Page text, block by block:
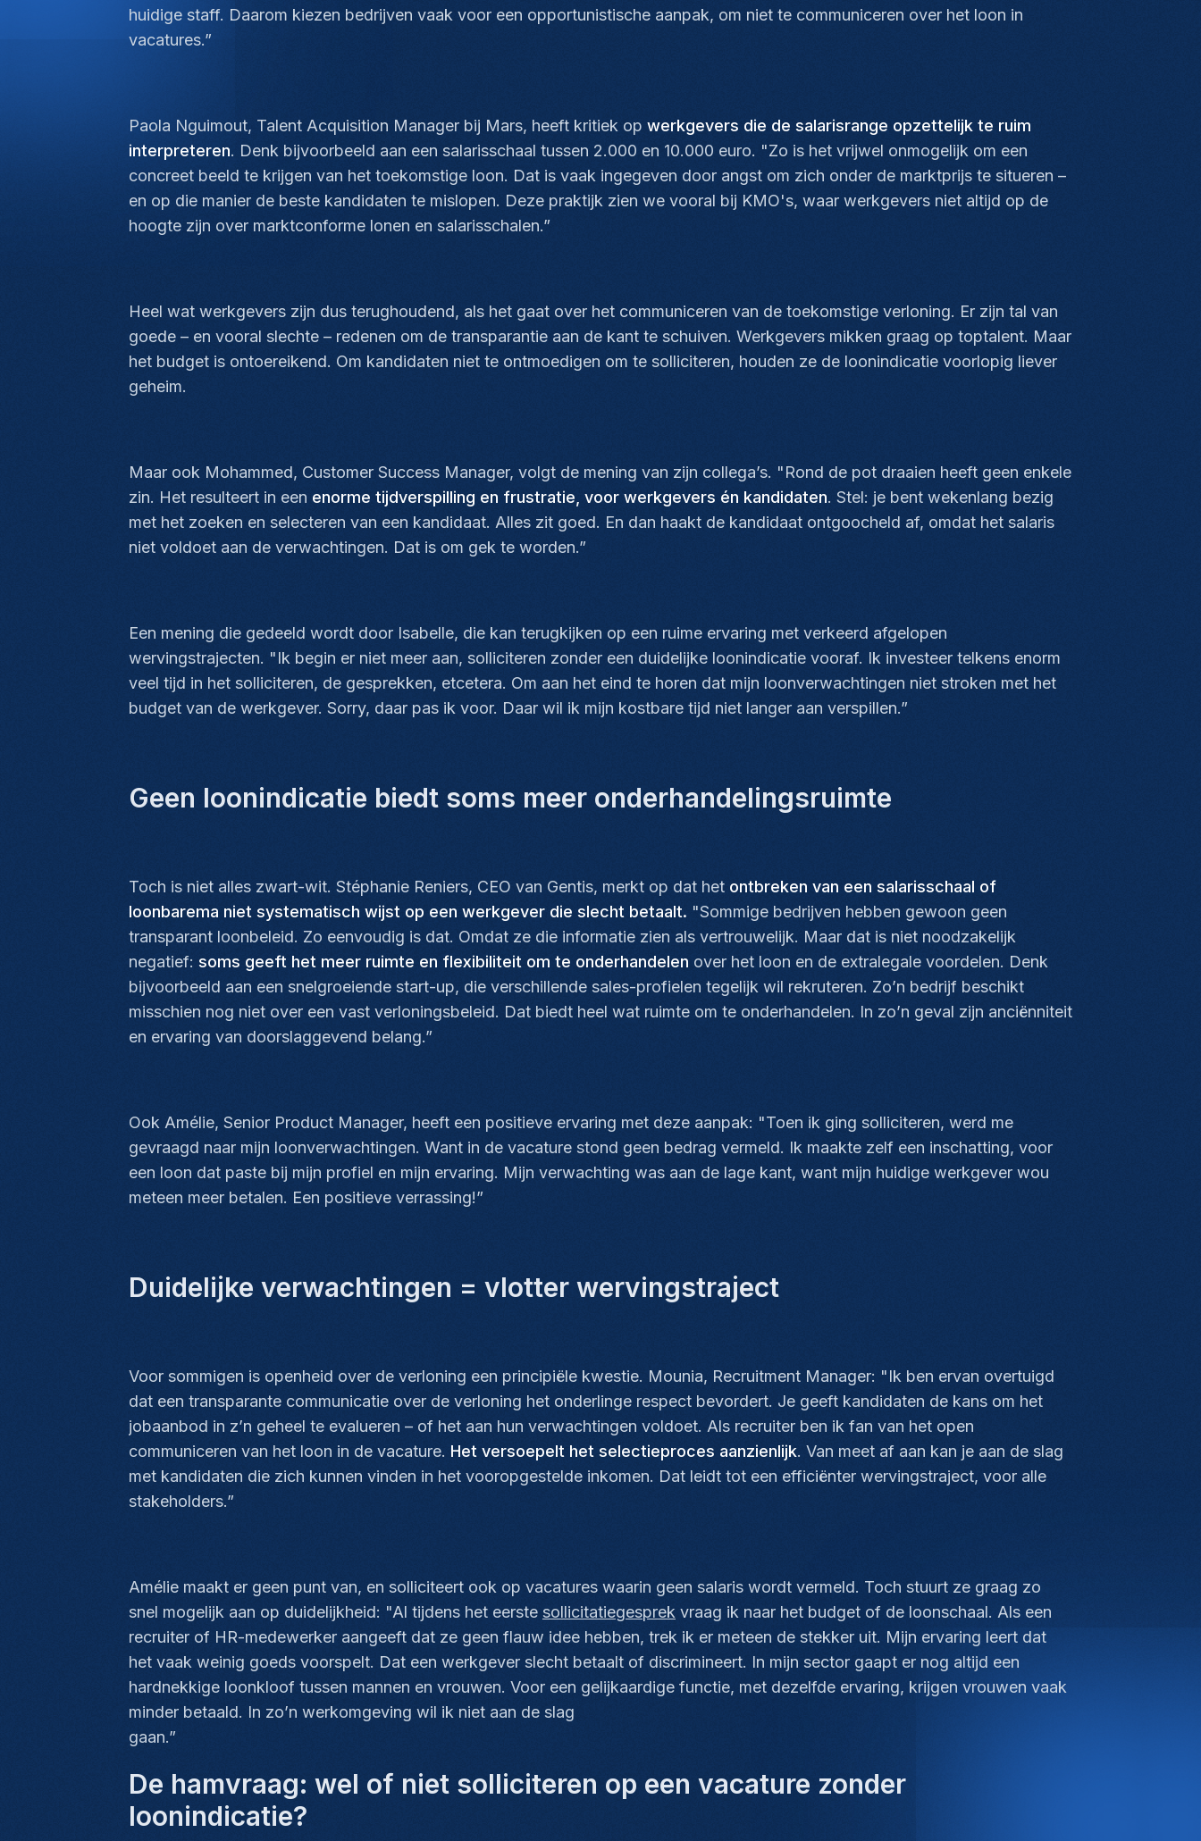
huidige staff. Daarom kiezen bedrijven vaak voor een opportunistische aanpak, om niet te communiceren over het loon in
vacatures.”
Paola Nguimout, Talent Acquisition Manager bij Mars, heeft kritiek op werkgevers die de salarisrange opzettelijk te ruim
interpreteren. Denk bijvoorbeeld aan een salarisschaal tussen 2.000 en 10.000 euro. "Zo is het vrijwel onmogelijk om een
concreet beeld te krijgen van het toekomstige loon. Dat is vaak ingegeven door angst om zich onder de marktprijs te situeren –
en op die manier de beste kandidaten te mislopen. Deze praktijk zien we vooral bij KMO's, waar werkgevers niet altijd op de
hoogte zijn over marktconforme lonen en salarisschalen.”
Heel wat werkgevers zijn dus terughoudend, als het gaat over het communiceren van de toekomstige verloning. Er zijn tal van
goede – en vooral slechte – redenen om de transparantie aan de kant te schuiven. Werkgevers mikken graag op toptalent. Maar
het budget is ontoereikend. Om kandidaten niet te ontmoedigen om te solliciteren, houden ze de loonindicatie voorlopig liever
geheim.
Maar ook Mohammed, Customer Success Manager, volgt de mening van zijn collega’s. "Rond de pot draaien heeft geen enkele
zin. Het resulteert in een enorme tijdverspilling en frustratie, voor werkgevers én kandidaten. Stel: je bent wekenlang bezig
met het zoeken en selecteren van een kandidaat. Alles zit goed. En dan haakt de kandidaat ontgoocheld af, omdat het salaris
niet voldoet aan de verwachtingen. Dat is om gek te worden.”
Een mening die gedeeld wordt door Isabelle, die kan terugkijken op een ruime ervaring met verkeerd afgelopen
wervingstrajecten. "Ik begin er niet meer aan, solliciteren zonder een duidelijke loonindicatie vooraf. Ik investeer telkens enorm
veel tijd in het solliciteren, de gesprekken, etcetera. Om aan het eind te horen dat mijn loonverwachtingen niet stroken met het
budget van de werkgever. Sorry, daar pas ik voor. Daar wil ik mijn kostbare tijd niet langer aan verspillen.”
Geen loonindicatie biedt soms meer onderhandelingsruimte
Toch is niet alles zwart-wit. Stéphanie Reniers, CEO van Gentis, merkt op dat het ontbreken van een salarisschaal of
loonbarema niet systematisch wijst op een werkgever die slecht betaalt. "Sommige bedrijven hebben gewoon geen
transparant loonbeleid. Zo eenvoudig is dat. Omdat ze die informatie zien als vertrouwelijk. Maar dat is niet noodzakelijk
negatief: soms geeft het meer ruimte en flexibiliteit om te onderhandelen over het loon en de extralegale voordelen. Denk
bijvoorbeeld aan een snelgroeiende start-up, die verschillende sales-profielen tegelijk wil rekruteren. Zo’n bedrijf beschikt
misschien nog niet over een vast verloningsbeleid. Dat biedt heel wat ruimte om te onderhandelen. In zo’n geval zijn anciënniteit
en ervaring van doorslaggevend belang.”
Ook Amélie, Senior Product Manager, heeft een positieve ervaring met deze aanpak: "Toen ik ging solliciteren, werd me
gevraagd naar mijn loonverwachtingen. Want in de vacature stond geen bedrag vermeld. Ik maakte zelf een inschatting, voor
een loon dat paste bij mijn profiel en mijn ervaring. Mijn verwachting was aan de lage kant, want mijn huidige werkgever wou
meteen meer betalen. Een positieve verrassing!”
Duidelijke verwachtingen = vlotter wervingstraject
Voor sommigen is openheid over de verloning een principiële kwestie. Mounia, Recruitment Manager: "Ik ben ervan overtuigd
dat een transparante communicatie over de verloning het onderlinge respect bevordert. Je geeft kandidaten de kans om het
jobaanbod in z’n geheel te evalueren – of het aan hun verwachtingen voldoet. Als recruiter ben ik fan van het open
communiceren van het loon in de vacature. Het versoepelt het selectieproces aanzienlijk. Van meet af aan kan je aan de slag
met kandidaten die zich kunnen vinden in het vooropgestelde inkomen. Dat leidt tot een efficiënter wervingstraject, voor alle
stakeholders.”
Amélie maakt er geen punt van, en solliciteert ook op vacatures waarin geen salaris wordt vermeld. Toch stuurt ze graag zo
snel mogelijk aan op duidelijkheid: "Al tijdens het eerste sollicitatiegesprek vraag ik naar het budget of de loonschaal. Als een
recruiter of HR-medewerker aangeeft dat ze geen flauw idee hebben, trek ik er meteen de stekker uit. Mijn ervaring leert dat
het vaak weinig goeds voorspelt. Dat een werkgever slecht betaalt of discrimineert. In mijn sector gaapt er nog altijd een
hardnekkige loonkloof tussen mannen en vrouwen. Voor een gelijkaardige functie, met dezelfde ervaring, krijgen vrouwen vaak
minder betaald. In zo’n werkomgeving wil ik niet aan de slag
gaan.”
De hamvraag: wel of niet solliciteren op een vacature zonder
loonindicatie?